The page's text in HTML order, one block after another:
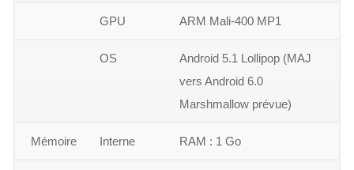
GPU ARM Mali-400 MP1
OS
Android 5.1 Lollipop (MAJ
vers Android 6.0
Marshmallow prévue)
Mémoire Interne RAM : 1 Go